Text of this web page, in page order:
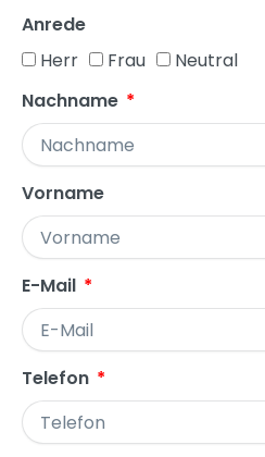
Anrede
Herr
Frau
Neutral
Nachname
Vorname
E-Mail
Telefon